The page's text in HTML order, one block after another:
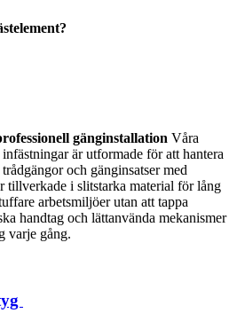
gänginstallation Våra
är utformade för att hantera
och gänginsatser med
tillverkade i slitstarka material för lång
arbetsmiljöer utan att tappa
handtag och lättanvända mekanismer
varje gång.